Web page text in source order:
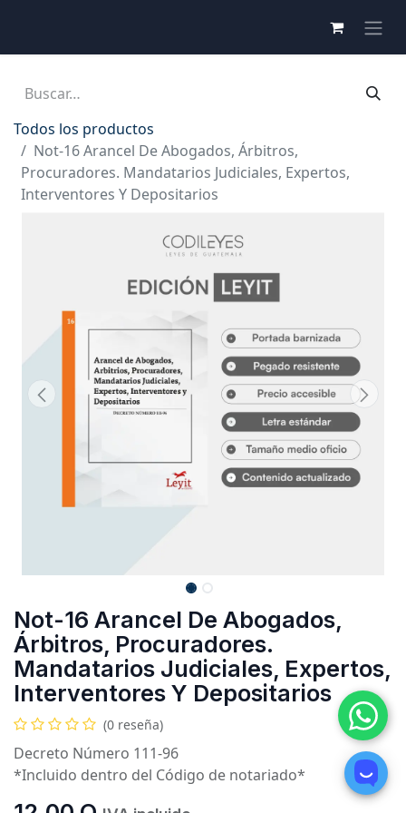
Todos los productos
Not-16 Arancel De Abogados, Árbitros,
Procuradores. Mandatarios Judiciales, Expertos,
Interventores Y Depositarios
Not-16 Arancel De Abogados,
Árbitros, Procuradores.
Mandatarios Judiciales, Expertos,
Interventores Y Depositarios
(0 reseña)
Decreto Número 111-96
*Incluido dentro del Código de notariado*